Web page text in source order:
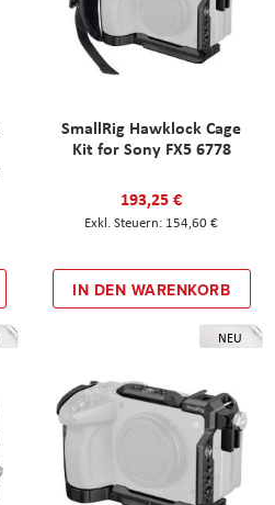
SmallRig Hawklock Cage
Kit for Sony FX5 6778
193,25 €
154,60 €
IN DEN WARENKORB
NEU